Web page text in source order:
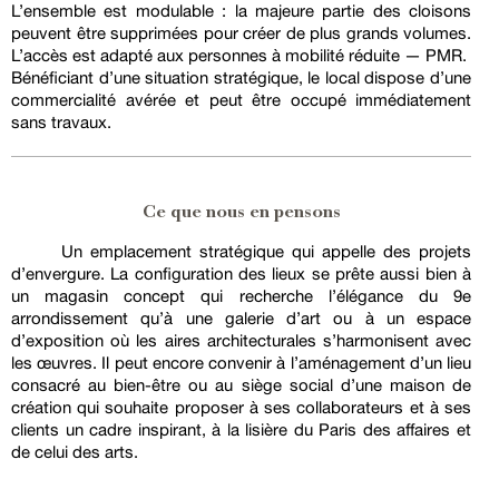
L’ensemble est modulable : la majeure partie des cloisons
peuvent être supprimées pour créer de plus grands volumes.
L’accès est adapté aux personnes à mobilité réduite — PMR.
Bénéficiant d’une situation stratégique, le local dispose d’une
commercialité avérée et peut être occupé immédiatement
sans travaux.
Ce que nous en pensons
Un emplacement stratégique qui appelle des projets
d’envergure. La configuration des lieux se prête aussi bien à
un magasin concept qui recherche l’élégance du 9e
arrondissement qu’à une galerie d’art ou à un espace
d’exposition où les aires architecturales s’harmonisent avec
les œuvres. Il peut encore convenir à l’aménagement d’un lieu
consacré au bien-être ou au siège social d’une maison de
création qui souhaite proposer à ses collaborateurs et à ses
clients un cadre inspirant, à la lisière du Paris des affaires et
de celui des arts.